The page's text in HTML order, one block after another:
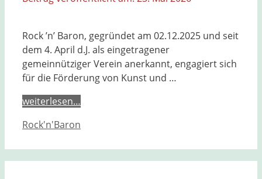
Rock ’n’ Baron, gegründet am 02.12.2025 und seit
dem 4. April d.J. als eingetragener
gemeinnütziger Verein anerkannt, engagiert sich
für die Förderung von Kunst und …
weiterlesen…
Kategorien
Rock'n'Baron